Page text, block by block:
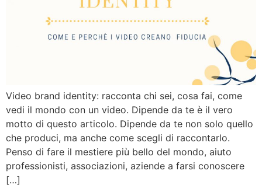
Video brand identity: racconta chi sei, cosa fai, come
vedi il mondo con un video. Dipende da te è il vero
motto di questo articolo. Dipende da te non solo quello
che produci, ma anche come scegli di raccontarlo.
Penso di fare il mestiere più bello del mondo, aiuto
professionisti, associazioni, aziende a farsi conoscere
[…]